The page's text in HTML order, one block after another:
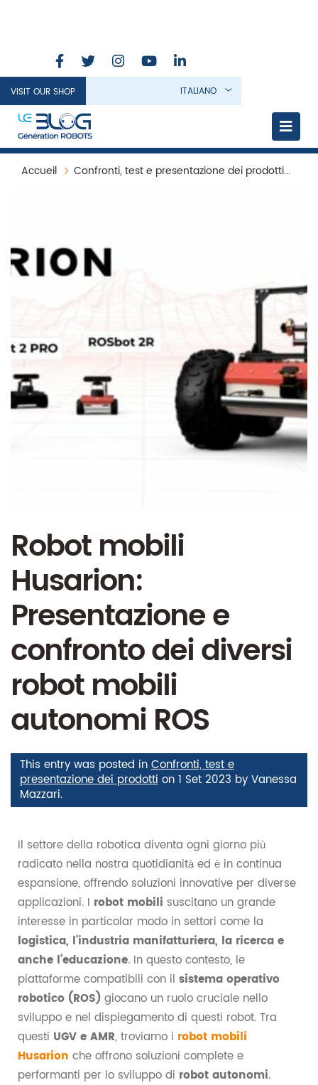
VISIT OUR SHOP ITALIANO
Accueil Confronti, test e presentazione dei prodotti
Robot mobili
Husarion:
Presentazione e
confronto dei diversi
robot mobili
autonomi ROS
This entry was posted inConfronti, test e
presentazione dei prodottion 1 Set 2023 by Vanessa
Mazzari.
Il settore della robotica diventa ogni giorno più
radicato nella nostra quotidianità ed è in continua
espansione, offrendo soluzioni innovative per diverse
applicazioni. I robot mobili suscitano un grande
interesse in particolar modo in settori come la
logistica, l’industria manifatturiera, la ricerca e
anche l’educazione. In questo contesto, le
piattaforme compatibili con il sistema operativo
robotico (ROS) giocano un ruolo cruciale nello
sviluppo e nel dispiegamento di questi robot. Tra
questi UGV e AMR, troviamo i robot mobili
Husarion che offrono soluzioni complete e
performanti per lo sviluppo di robot autonomi.